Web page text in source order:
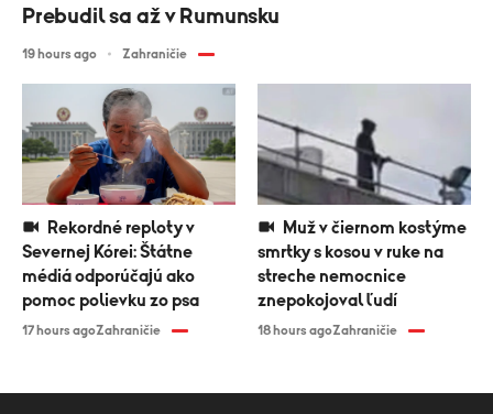
Severnej Kórei: Štátne
médiá odporúčajú ako
pomoc polievku zo psa
17 hours agoZahraničie
smrtky s kosou v ruke na
streche nemocnice
znepokojoval ľudí
18 hours agoZahraničie
Prebudil sa až v Rumunsku
19 hours ago Zahraničie